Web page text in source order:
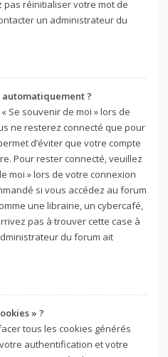
pas réinitialiser votre mot de
un administrateur du
?
Se souvenir de moi » lors de
ne resterez connecté que pour
d’éviter que votre compte
Pour rester connecté, veuillez
moi » lors de votre connexion
si vous accédez au forum
une librairie, un cybercafé,
pas à trouver cette case à
du forum ait
» ?
tous les cookies générés
authentification et votre